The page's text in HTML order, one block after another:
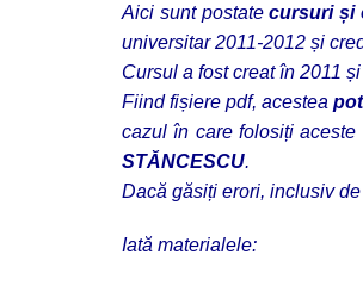
Aici sunt postate cursuri și
universitar 2011-2012 și
Cursul a fost creat în 2011
Fiind fișiere pdf, acestea
cazul în care folosiți
STĂNCESCU.
Dacă găsiți erori, inclusiv
Iată materialele: